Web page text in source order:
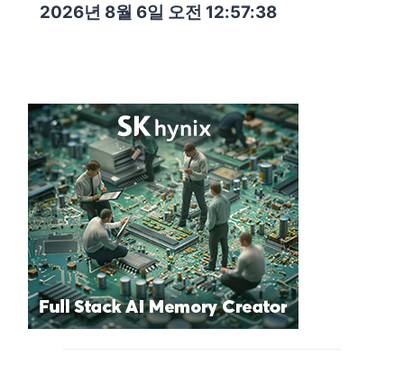
2026년 8월 6일 오전 12:57:39